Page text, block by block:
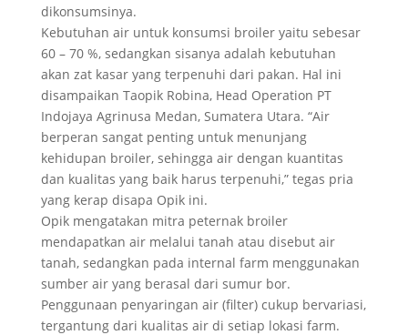
dikonsumsinya.
Kebutuhan air untuk konsumsi broiler yaitu sebesar
60 – 70 %, sedangkan sisanya adalah kebutuhan
akan zat kasar yang terpenuhi dari pakan. Hal ini
disampaikan Taopik Robina, Head Operation PT
Indojaya Agrinusa Medan, Sumatera Utara. “Air
berperan sangat penting untuk menunjang
kehidupan broiler, sehingga air dengan kuantitas
dan kualitas yang baik harus terpenuhi,” tegas pria
yang kerap disapa Opik ini.
Opik mengatakan mitra peternak broiler
mendapatkan air melalui tanah atau disebut air
tanah, sedangkan pada internal farm menggunakan
sumber air yang berasal dari sumur bor.
Penggunaan penyaringan air (filter) cukup bervariasi,
tergantung dari kualitas air di setiap lokasi farm.